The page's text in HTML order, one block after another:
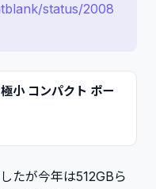
status/2008
小 コンパクト ポー
たが今年は512GBら